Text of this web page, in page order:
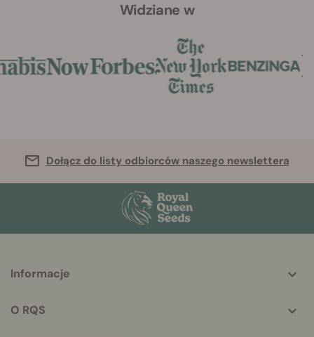
Widziane w
Dołącz do listy odbiorców naszego newslettera
helpful
Informacje
O RQS